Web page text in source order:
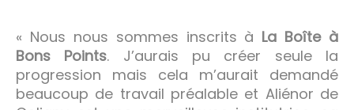
« Nous nous sommes inscrits à La Boîte à
Bons Points. J’aurais pu créer seule la
progression mais cela m’aurait demandé
beaucoup de travail préalable et Aliénor de